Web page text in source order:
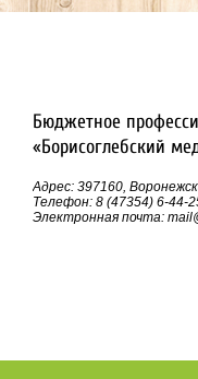
Бюджетное
«Борисоглебский
Адрес: 397160,
Телефон: 8 (47354) 6-44-
Электронная почта: